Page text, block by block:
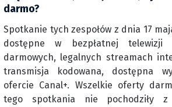
darmo?
Spotkanie tych zespołów z dnia 17
dostępne w bezpłatnej
darmowych, legalnych streamach
transmisja kodowana, dostępna
ofercie Canal+. Wszelkie oferty
tego spotkania nie pochodziły z